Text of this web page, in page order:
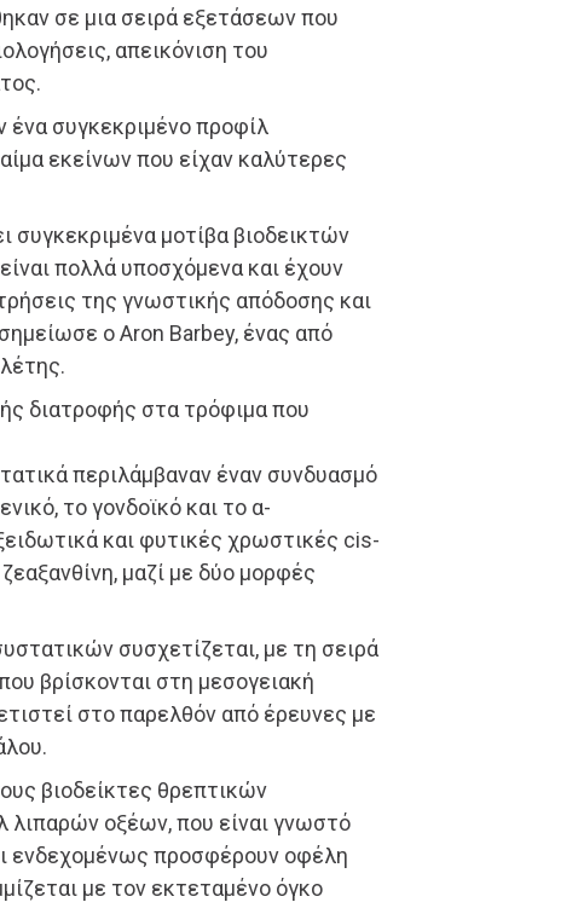
σε μια σειρά εξετάσεων που
απεικόνιση του
ένα συγκεκριμένο προφίλ
εκείνων που είχαν καλύτερες
συγκεκριμένα μοτίβα βιοδεικτών
πολλά υποσχόμενα και έχουν
της γνωστικής απόδοσης και
ο Aron Barbey, ένας από
διατροφής στα τρόφιμα που
περιλάμβαναν έναν συνδυασμό
το γονδοϊκό και το α-
και φυτικές χρωστικές cis-
μαζί με δύο μορφές
συσχετίζεται, με τη σειρά
βρίσκονται στη μεσογειακή
στο παρελθόν από έρευνες με
βιοδείκτες θρεπτικών
οξέων, που είναι γνωστό
ενδεχομένως προσφέρουν οφέλη
με τον εκτεταμένο όγκο